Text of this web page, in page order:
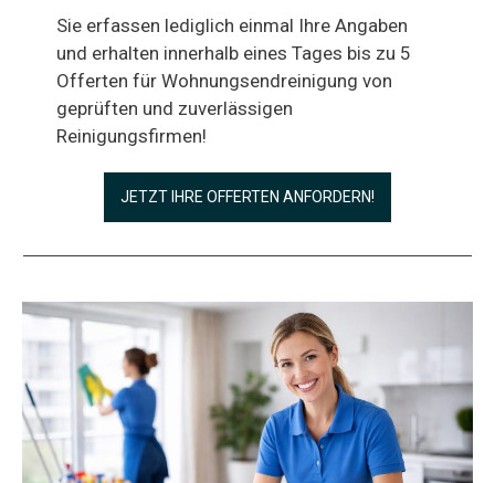
Sie erfassen lediglich einmal Ihre Angaben
und erhalten innerhalb eines Tages bis zu 5
Offerten für Wohnungsendreinigung von
geprüften und zuverlässigen
Reinigungsfirmen!
JETZT IHRE OFFERTEN ANFORDERN!